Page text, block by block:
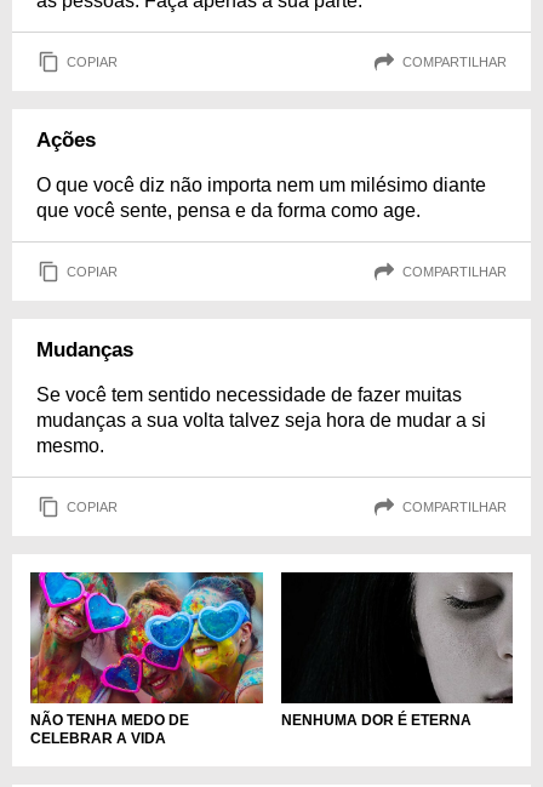
COPIAR COMPARTILHAR
Ações
O que você diz não importa nem um milésimo diante
que você sente, pensa e da forma como age.
COPIAR COMPARTILHAR
Mudanças
Se você tem sentido necessidade de fazer muitas
mudanças a sua volta talvez seja hora de mudar a si
mesmo.
COPIAR COMPARTILHAR
NÃO TENHA MEDO DE
CELEBRAR A VIDA
NENHUMA DOR É ETERNA